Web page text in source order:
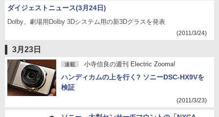
ダイジェストニュース(3月24日)
Dolby、劇場用Dolby 3Dシステム用の新3Dグラスを発表
(2011/3/24)
3月23日
連載 小寺信良の週刊 Electric Zooma!
ハンディカムの上を行く? ソニーDSC-HX9Vを
検証
(2011/3/23)